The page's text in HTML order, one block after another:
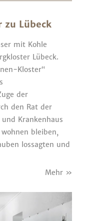
zu Lübeck
mit Kohle
Lübeck.
Kloster“
der
den Rat der
Krankenhaus
bleiben,
lossagten und
Mehr »